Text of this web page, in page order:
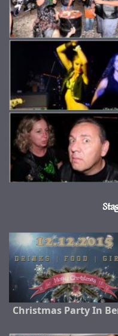
Christmas Party In